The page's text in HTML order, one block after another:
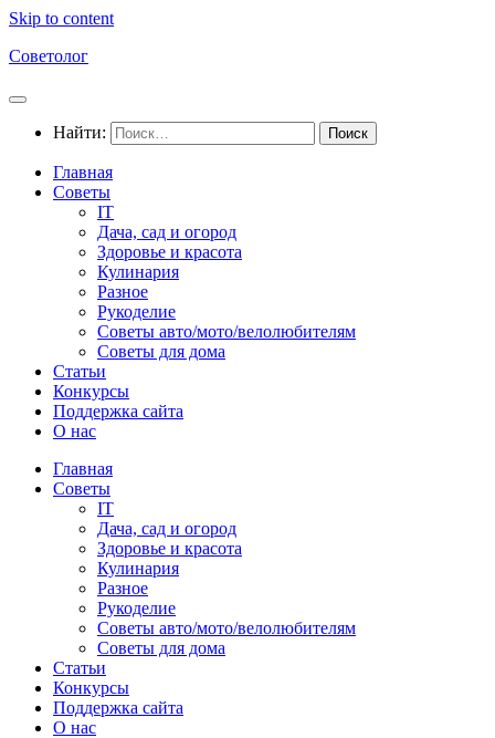
Skip to content
Советолог
Найти:
Главная
Советы
IT
Дача, сад и огород
Здоровье и красота
Кулинария
Разное
Рукоделие
Советы авто/мото/велолюбителям
Советы для дома
Статьи
Конкурсы
Поддержка сайта
О нас
Главная
Советы
IT
Дача, сад и огород
Здоровье и красота
Кулинария
Разное
Рукоделие
Советы авто/мото/велолюбителям
Советы для дома
Статьи
Конкурсы
Поддержка сайта
О нас